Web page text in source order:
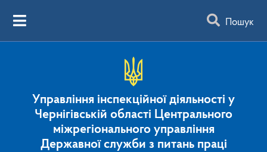
Пошук
Управління інспекційної діяльності у
Чернігівській області Центрального
міжрегіонального управління
Державної служби з питань праці